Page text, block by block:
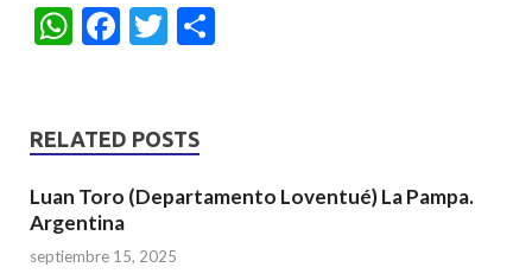
W
s
A
p
p
F
b
o
o
k
T
er
RELATED POSTS
Luan Toro (Departamento Loventué) La Pampa.
Argentina
septiembre 15, 2025